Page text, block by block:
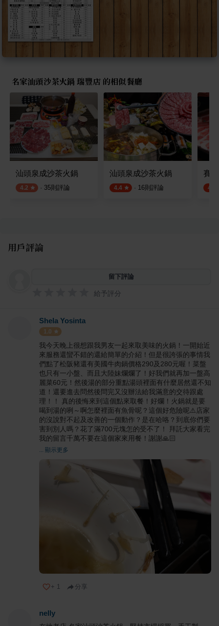
名家汕頭沙茶火鍋 瑞豐店 的相似餐廳
汕頭泉成沙茶火鍋
4.2 · 35則評論
汕頭泉成沙茶火鍋
4.4 · 16則評論
賽
4.5
用戶評論
留下評論
給予評分
Shela Yosinta
1.0
我今天晚上很想跟我男友一起來取美味的火鍋！一開始近
來服務還蠻不錯的還給簡單的介紹！但是很誇張的事情我
們點了松阪豬還有美國牛肉鍋價格290及280元喔！菜盤
也只有一小盤、而且大陸妹爛爛了！好我們就再加一盤高
麗菜60元！然後湯的部分重點湯頭裡面有什麼居然還不知
道！還要進去問然後問完又沒辦法給我滿意的交待跟處
理！！ 真的後悔來到這個點來取餐！好爛！火鍋就是要
喝到湯的咧～啊怎麼裡面有魚骨呢？這個好危險呢⚠️店家
的沒說對不起及改善的一個動作？是在哈咯？到底你們要
害到別人嗎？花了滿700元塊怎的受不了！ 拜託大家看完
我的留言千萬不要在這個家來用餐！謝謝🙏🏻
... 顯示更多
+ 1 分享
nelly